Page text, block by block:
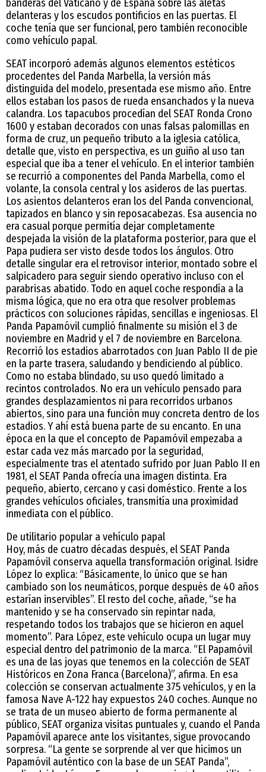
banderas del Vaticano y de España sobre las aletas
delanteras y los escudos pontificios en las puertas. El
coche tenía que ser funcional, pero también reconocible
como vehículo papal.
SEAT incorporó además algunos elementos estéticos
procedentes del Panda Marbella, la versión más
distinguida del modelo, presentada ese mismo año. Entre
ellos estaban los pasos de rueda ensanchados y la nueva
calandra. Los tapacubos procedían del SEAT Ronda Crono
1600 y estaban decorados con unas falsas palomillas en
forma de cruz, un pequeño tributo a la iglesia católica,
detalle que, visto en perspectiva, es un guiño al uso tan
especial que iba a tener el vehículo. En el interior también
se recurrió a componentes del Panda Marbella, como el
volante, la consola central y los asideros de las puertas.
Los asientos delanteros eran los del Panda convencional,
tapizados en blanco y sin reposacabezas. Esa ausencia no
era casual porque permitía dejar completamente
despejada la visión de la plataforma posterior, para que el
Papa pudiera ser visto desde todos los ángulos. Otro
detalle singular era el retrovisor interior, montado sobre el
salpicadero para seguir siendo operativo incluso con el
parabrisas abatido. Todo en aquel coche respondía a la
misma lógica, que no era otra que resolver problemas
prácticos con soluciones rápidas, sencillas e ingeniosas. El
Panda Papamóvil cumplió finalmente su misión el 3 de
noviembre en Madrid y el 7 de noviembre en Barcelona.
Recorrió los estadios abarrotados con Juan Pablo II de pie
en la parte trasera, saludando y bendiciendo al público.
Como no estaba blindado, su uso quedó limitado a
recintos controlados. No era un vehículo pensado para
grandes desplazamientos ni para recorridos urbanos
abiertos, sino para una función muy concreta dentro de los
estadios. Y ahí está buena parte de su encanto. En una
época en la que el concepto de Papamóvil empezaba a
estar cada vez más marcado por la seguridad,
especialmente tras el atentado sufrido por Juan Pablo II en
1981, el SEAT Panda ofrecía una imagen distinta. Era
pequeño, abierto, cercano y casi doméstico. Frente a los
grandes vehículos oficiales, transmitía una proximidad
inmediata con el público.
De utilitario popular a vehículo papal
Hoy, más de cuatro décadas después, el SEAT Panda
Papamóvil conserva aquella transformación original. Isidre
López lo explica: “Básicamente, lo único que se han
cambiado son los neumáticos, porque después de 40 años
estarían inservibles”. El resto del coche, añade, “se ha
mantenido y se ha conservado sin repintar nada,
respetando todos los trabajos que se hicieron en aquel
momento”. Para López, este vehículo ocupa un lugar muy
especial dentro del patrimonio de la marca. “El Papamóvil
es una de las joyas que tenemos en la colección de SEAT
Históricos en Zona Franca (Barcelona)”, afirma. En esa
colección se conservan actualmente 375 vehículos, y en la
famosa Nave A-122 hay expuestos 240 coches. Aunque no
se trata de un museo abierto de forma permanente al
público, SEAT organiza visitas puntuales y, cuando el Panda
Papamóvil aparece ante los visitantes, sigue provocando
sorpresa. “La gente se sorprende al ver que hicimos un
Papamóvil auténtico con la base de un SEAT Panda”,